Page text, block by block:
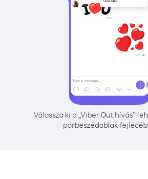
Válassza ki a „Viber Out hívás”
párbeszédablak